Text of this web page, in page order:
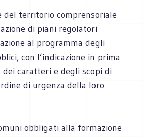
del territorio comprensoriale
di piani regolatori
al programma degli
con l’indicazione in prima
dei caratteri e degli scopi di
di urgenza della loro
obbligati alla formazione